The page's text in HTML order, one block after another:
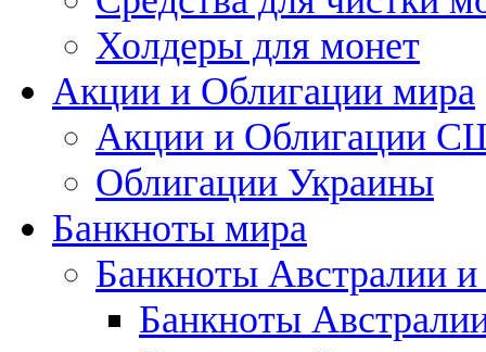
Холдеры для монет
Акции и Облигации мира
Акции и Облигации
Облигации Украины
Банкноты мира
Банкноты Австралии
Банкноты